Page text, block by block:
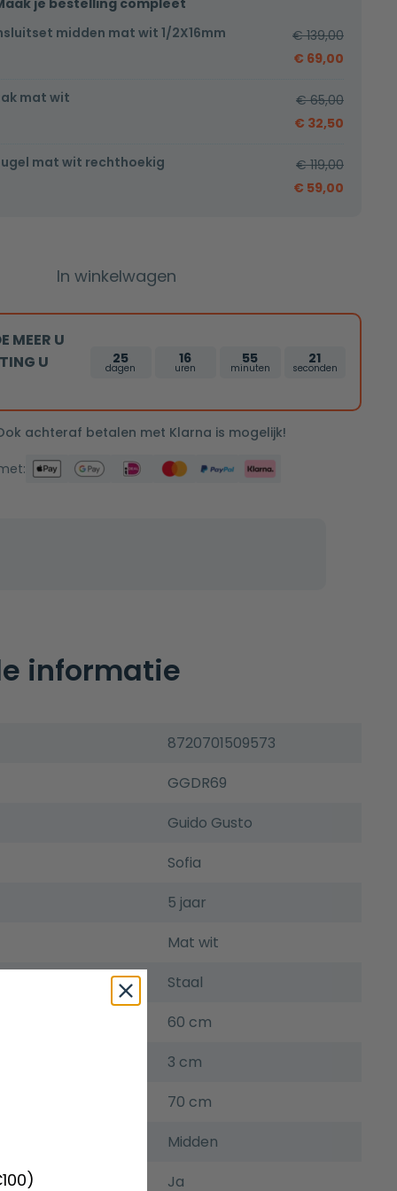
je bestelling compleet
midden mat wit 1/2X16mm €139,00
€ 69,00
mat wit €65,00
€ 32,50
mat wit rechthoekig €119,00
€ 59,00
In winkelwagen
MEER U
U
25
dagen
16
uren
55
minuten
20
seconden
achteraf betalen met Klarna is mogelijk!
informatie
8720701509573
GGDR69
Guido Gusto
Sofia
5 jaar
Mat wit
Staal
60 cm
3 cm
70 cm
Midden
Ja